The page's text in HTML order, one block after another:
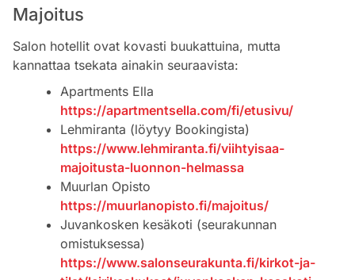
Majoitus
Salon hotellit ovat kovasti buukattuina, mutta
kannattaa tsekata ainakin seuraavista:
Apartments Ella
https://apartmentsella.com/fi/etusivu/
Lehmiranta (löytyy Bookingista)
https://www.lehmiranta.fi/viihtyisaa-
majoitusta-luonnon-helmassa
Muurlan Opisto
https://muurlanopisto.fi/majoitus/
Juvankosken kesäkoti (seurakunnan
omistuksessa)
https://www.salonseurakunta.fi/kirkot-ja-